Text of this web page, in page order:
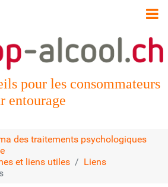
pour les consommateurs
entourage
des traitements psychologiques
et liens utiles
Liens